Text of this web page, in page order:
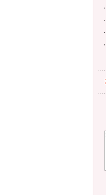
·
·
·
·